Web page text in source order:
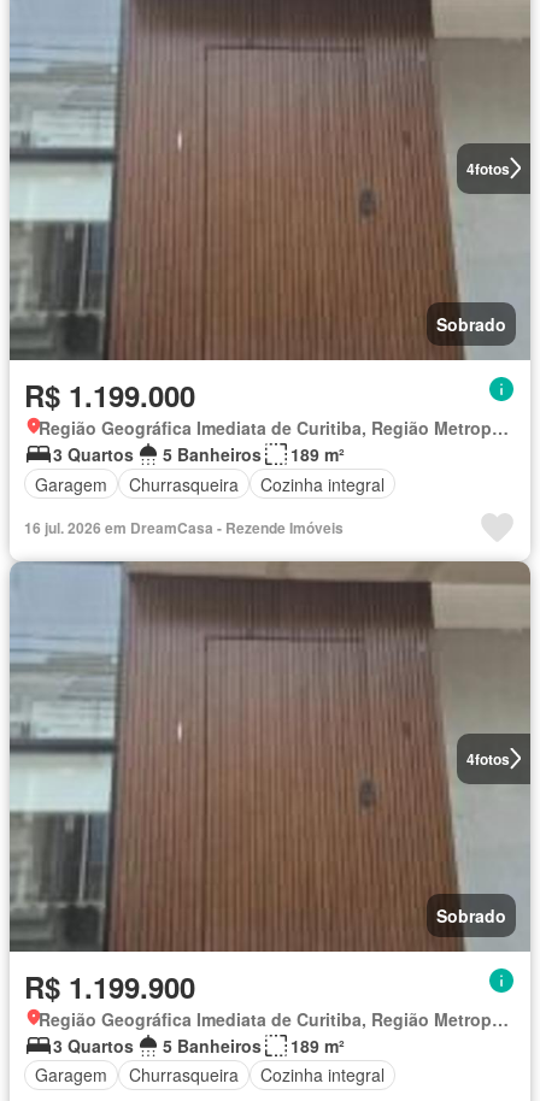
4fotos
Sobrado
R$ 1.199.000
Região Geográfica Imediata de Curitiba, Região Metropolitana de Curitiba
3 Quartos
5 Banheiros
189 m²
Garagem
Churrasqueira Cozinha integral
16 jul. 2026 em DreamCasa - Rezende Imóveis
4fotos
Sobrado
R$ 1.199.900
Região Geográfica Imediata de Curitiba, Região Metropolitana de Curitiba
3 Quartos
5 Banheiros
189 m²
Garagem
Churrasqueira Cozinha integral